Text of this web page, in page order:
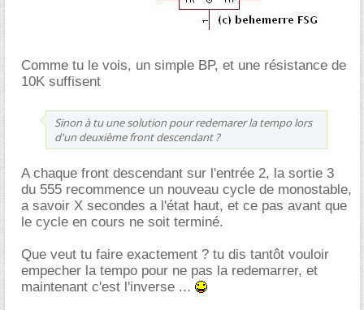
Comme tu le vois, un simple BP, et une résistance de
10K suffisent
Sinon à tu une solution pour redemarer la tempo lors
d'un deuxième front descendant ?
A chaque front descendant sur l'entrée 2, la sortie 3
du 555 recommence un nouveau cycle de monostable,
a savoir X secondes a l'état haut, et ce pas avant que
le cycle en cours ne soit terminé.
Que veut tu faire exactement ? tu dis tantôt vouloir
empecher la tempo pour ne pas la redemarrer, et
maintenant c'est l'inverse ...